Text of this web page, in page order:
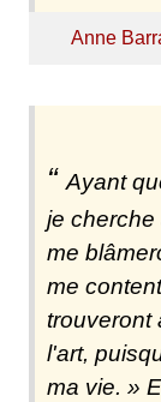
Anne
Ayant
je cherche
me
me
trouveront
l'art,
ma vie. »